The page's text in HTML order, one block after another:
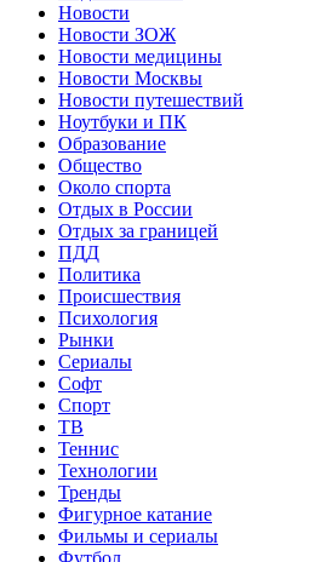
Новости
Новости ЗОЖ
Новости медицины
Новости Москвы
Новости путешествий
Ноутбуки и ПК
Образование
Общество
Около спорта
Отдых в России
Отдых за границей
ПДД
Политика
Происшествия
Психология
Рынки
Сериалы
Софт
Спорт
ТВ
Теннис
Технологии
Тренды
Фигурное катание
Фильмы и сериалы
Футбол